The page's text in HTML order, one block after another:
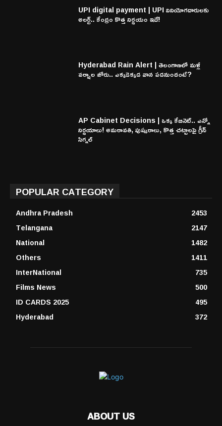
UPI digital payment | UPI వినియోగదారులకు
అలర్ట్.. కేంద్రం కొత్త నిర్ణయం ఇదే!
Hyderabad Rain Alert | తెలంగాణలో మళ్లీ
వర్షాల జోరు.. ఎక్కడెక్కడ వాన పడనుందంటే?
AP Cabinet Decisions | ఒక్క కేబినెట్.. ఎన్నో
నిర్ణయాలు! అమరావతి, పుష్కరాలు, కొత్త చట్టాలపై గ్రీన్
సిగ్నల్
POPULAR CATEGORY
Andhra Pradesh
2453
Telangana
2147
National
1482
Others
1411
InterNational
735
Films News
500
ID CARDS 2025
495
Hyderabad
372
ABOUT US